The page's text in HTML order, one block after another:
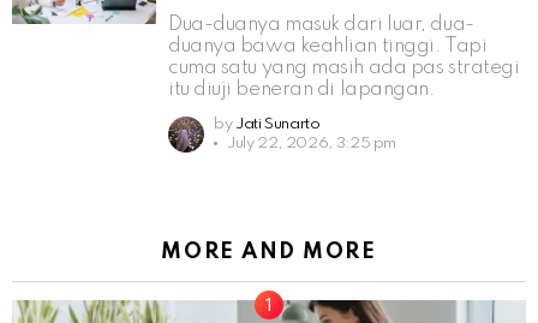
Dua-duanya masuk dari luar, dua-
duanya bawa keahlian tinggi. Tapi
cuma satu yang masih ada pas strategi
itu diuji beneran di lapangan.
by Jati Sunarto
July 22, 2026, 3:25 pm
MORE AND MORE